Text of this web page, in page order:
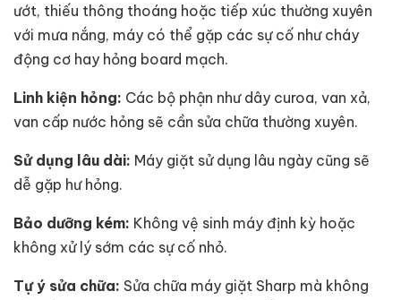
ướt, thiếu thông thoáng hoặc tiếp xúc thường xuyên
với mưa nắng, máy có thể gặp các sự cố như cháy
động cơ hay hỏng board mạch.
Linh kiện hỏng: Các bộ phận như dây curoa, van xả,
van cấp nước hỏng sẽ cần sửa chữa thường xuyên.
Sử dụng lâu dài: Máy giặt sử dụng lâu ngày cũng sẽ
dễ gặp hư hỏng.
Bảo dưỡng kém: Không vệ sinh máy định kỳ hoặc
không xử lý sớm các sự cố nhỏ.
Tự ý sửa chữa: Sửa chữa máy giặt Sharp mà không